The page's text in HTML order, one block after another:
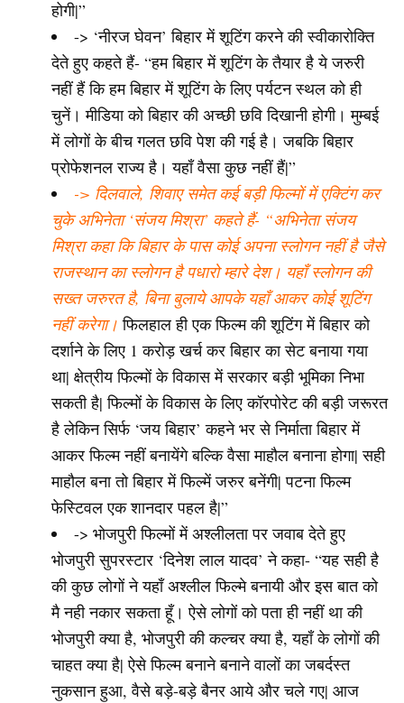
होगी|”
-> ‘नीरज घेवन’ बिहार में शूटिंग करने की स्वीकारोक्ति
देते हुए कहते हैं- “हम बिहार में शूटिंग के तैयार है ये जरुरी
नहीं हैं कि हम बिहार में शूटिंग के लिए पर्यटन स्थल को ही
चुनें। मीडिया को बिहार की अच्छी छवि दिखानी होगी। मुम्बई
में लोगों के बीच गलत छवि पेश की गई है। जबकि बिहार
प्रोफेशनल राज्य है। यहाँ वैसा कुछ नहीं हैं|”
-> दिलवाले, शिवाए समेत कई बड़ी फिल्मों में एक्टिंग कर
चुके अभिनेता ‘संजय मिश्रा’ कहते हैं- “अभिनेता संजय
मिश्रा कहा कि बिहार के पास कोई अपना स्लोगन नहीं है जैसे
राजस्थान का स्लोगन है पधारो म्हारे देश। यहाँ स्लोगन की
सख्त जरुरत है, बिना बुलाये आपके यहाँ आकर कोई शूटिंग
नहीं करेगा। फिलहाल ही एक फिल्म की शूटिंग में बिहार को
दर्शाने के लिए 1 करोड़ खर्च कर बिहार का सेट बनाया गया
था| क्षेत्रीय फिल्मों के विकास में सरकार बड़ी भूमिका निभा
सकती है| फिल्मों के विकास के लिए कॉरपोरेट की बड़ी जरूरत
है लेकिन सिर्फ ‘जय बिहार’ कहने भर से निर्माता बिहार में
आकर फिल्म नहीं बनायेंगे बल्कि वैसा माहौल बनाना होगा| सही
माहौल बना तो बिहार में फिल्में जरुर बनेंगी| पटना फिल्म
फेस्टिवल एक शानदार पहल है|”
-> भोजपुरी फिल्मों में अश्लीलता पर जवाब देते हुए
भोजपुरी सुपरस्टार ‘दिनेश लाल यादव’ ने कहा- “यह सही है
की कुछ लोगों ने यहाँ अश्लील फिल्मे बनायी और इस बात को
मै नही नकार सकता हूँ। ऐसे लोगों को पता ही नहीं था की
भोजपुरी क्या है, भोजपुरी की कल्चर क्या है, यहाँ के लोगों की
चाहत क्या है| ऐसे फिल्म बनाने बनाने वालों का जबर्दस्त
नुकसान हुआ, वैसे बड़े-बड़े बैनर आये और चले गए| आज